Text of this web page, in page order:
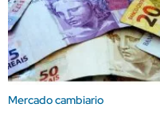
Mercado cambiario